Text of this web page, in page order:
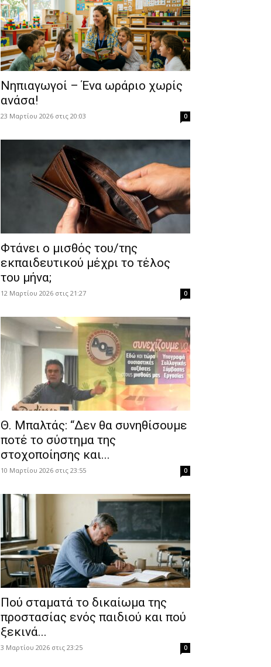
Νηπιαγωγοί – Ένα ωράριο χωρίς
ανάσα!
23 Μαρτίου 2026 στις 20:03 0
Φτάνει ο μισθός του/της
εκπαιδευτικού μέχρι το τέλος
του μήνα;
12 Μαρτίου 2026 στις 21:27 0
Θ. Μπαλτάς: “Δεν θα συνηθίσουμε
ποτέ το σύστημα της
στοχοποίησης και...
10 Μαρτίου 2026 στις 23:55 0
Πού σταματά το δικαίωμα της
προστασίας ενός παιδιού και πού
ξεκινά...
3 Μαρτίου 2026 στις 23:25 0